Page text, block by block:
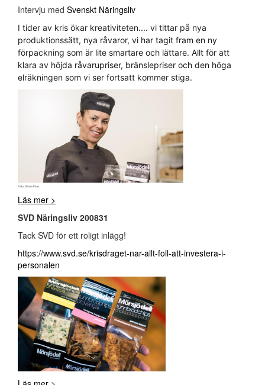
Intervju med Svenskt Näringsliv
I tider av kris ökar kreativiteten.... vi tittar på nya
produktionssätt, nya råvaror, vi har tagit fram en ny
förpackning som är lite smartare och lättare. Allt för att
klara av höjda råvarupriser, bränslepriser och den höga
elräkningen som vi ser fortsatt kommer stiga.
Läs mer >
SVD Näringsliv 200831
Tack SVD för ett roligt inlägg!
https://www.svd.se/krisdraget-nar-allt-foll-att-investera-i-
personalen